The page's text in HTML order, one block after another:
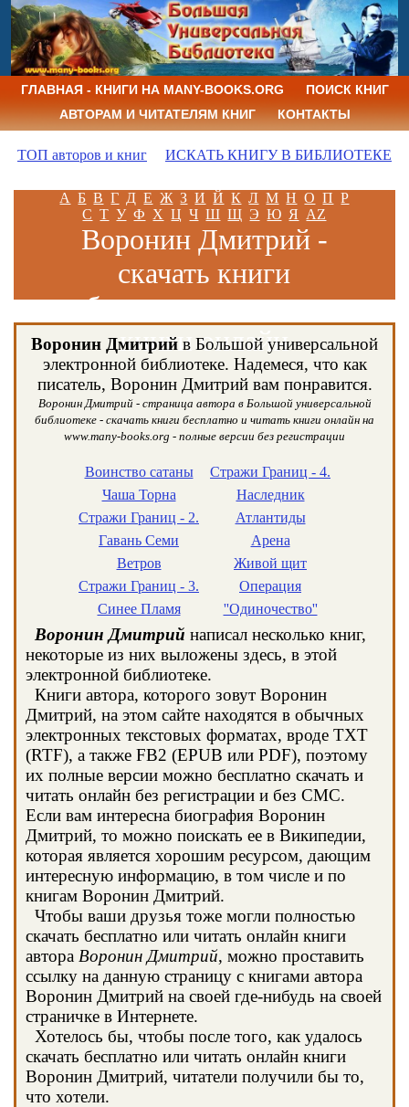
ГЛАВНАЯ - КНИГИ НА MANY-BOOKS.ORG
ПОИСК КНИГ
АВТОРАМ И ЧИТАТЕЛЯМ КНИГ
КОНТАКТЫ
ТОП авторов и книг ИСКАТЬ КНИГУ В БИБЛИОТЕКЕ
А Б В Г Д Е Ж З И Й К Л М Н О П Р
С Т У Ф Х Ц Ч Ш Щ Э Ю Я AZ
Воронин Дмитрий -
скачать книги
бесплатно и читать
книги онлайн
Воронин Дмитрий в Большой универсальной
электронной библиотеке. Надемеся, что как
писатель, Воронин Дмитрий вам понравится.
Воронин Дмитрий - страница автора в Большой универсальной
библиотеке - скачать книги бесплатно и читать книги онлайн на
www.many-books.org - полные версии без регистрации
Воинство сатаны
Чаша Торна
Стражи Границ - 2.
Гавань Семи
Ветров
Стражи Границ - 3.
Синее Пламя
Стражи Границ - 4.
Наследник
Атлантиды
Арена
Живой щит
Операция
''Одиночество''
Воронин Дмитрий написал несколько книг,
некоторые из них выложены здесь, в этой
электронной библиотеке.
Книги автора, которого зовут Воронин
Дмитрий, на этом сайте находятся в обычных
электронных текстовых форматах, вроде TXT
(RTF), а также FB2 (EPUB или PDF), поэтому
их полные версии можно бесплатно скачать и
читать онлайн без регистрации и без СМС.
Если вам интересна биография Воронин
Дмитрий, то можно поискать ее в Википедии,
которая является хорошим ресурсом, дающим
интересную информацию, в том числе и по
книгам Воронин Дмитрий.
Чтобы ваши друзья тоже могли полностью
скачать бесплатно или читать онлайн книги
автора Воронин Дмитрий, можно проставить
ссылку на данную страницу с книгами автора
Воронин Дмитрий на своей где-нибудь на своей
страничке в Интернете.
Хотелось бы, чтобы после того, как удалось
скачать бесплатно или читать онлайн книги
Воронин Дмитрий, читатели получили бы то,
что хотели.